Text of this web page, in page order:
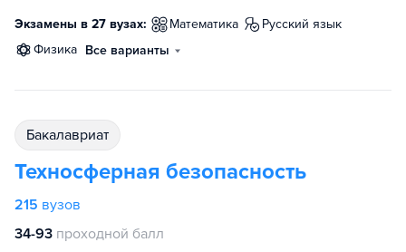
Экзамены в 27 вузах: математика
русский язык
физика Все варианты
бакалавриат
Техносферная безопасность
215 вузов
34-93 проходной балл